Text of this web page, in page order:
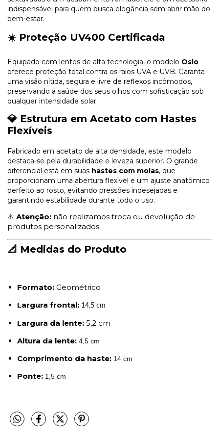
indispensável para quem busca elegância sem abrir mão do
bem-estar.
☀️ Proteção UV400 Certificada
Equipado com lentes de alta tecnologia, o modelo Oslo
oferece proteção total contra os raios UVA e UVB. Garanta
uma visão nítida, segura e livre de reflexos incômodos,
preservando a saúde dos seus olhos com sofisticação sob
qualquer intensidade solar.
💎 Estrutura em Acetato com Hastes
Flexíveis
Fabricado em acetato de alta densidade, este modelo
destaca-se pela durabilidade e leveza superior. O grande
diferencial está em suas hastes com molas, que
proporcionam uma abertura flexível e um ajuste anatômico
perfeito ao rosto, evitando pressões indesejadas e
garantindo estabilidade durante todo o uso.
⚠️ Atenção: não realizamos troca ou devolução de
produtos personalizados.
📐 Medidas do Produto
Formato: Geométrico
Largura frontal: 14,5 cm
Largura da lente: 5,2 cm
Altura da lente: 4,5 cm
Comprimento da haste: 14 cm
Ponte: 1,5 cm